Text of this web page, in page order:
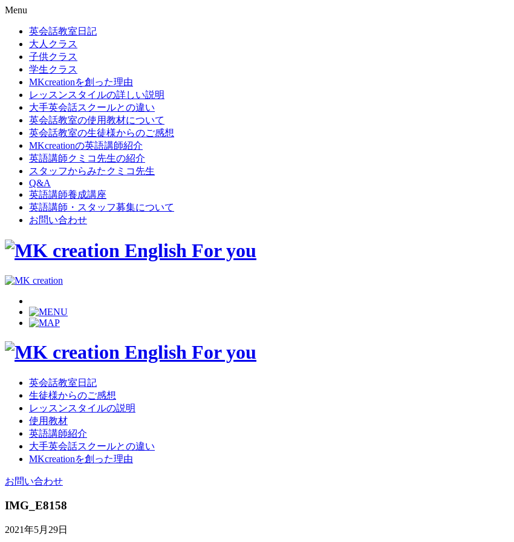
Menu
英会話教室日記
大人クラス
子供クラス
学生クラス
MKcreationを創った理由
レッスンスタイルの詳しい説明
大手英会話スクールとの違い
英会話教室の使用教材について
英会話教室の生徒様からのご感想
MKcreationの英語講師紹介
英語講師クミコ先生の紹介
スタッフからみたクミコ先生
Q&A
英語講師養成講座
英語講師・スタッフ募集について
お問い合わせ
英会話教室日記
生徒様からのご感想
レッスンスタイルの説明
使用教材
英語講師紹介
大手英会話スクールとの違い
MKcreationを創った理由
お問い合わせ
IMG_E8158
2021年5月29日